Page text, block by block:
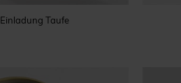
Einladung Taufe